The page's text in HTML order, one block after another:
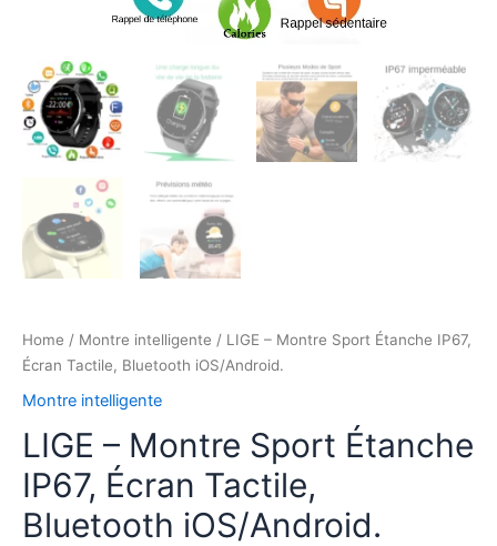
Home / Montre intelligente / LIGE – Montre Sport Étanche IP67,
Écran Tactile, Bluetooth iOS/Android.
Montre intelligente
LIGE – Montre Sport Étanche
IP67, Écran Tactile,
Bluetooth iOS/Android.